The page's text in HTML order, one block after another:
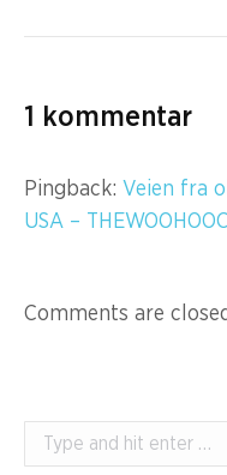
1 kommentar
Pingback: Veien fra
USA –
Comments are
Search: